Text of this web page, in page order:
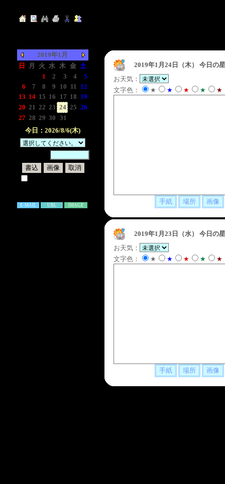
2019年1月
日
月 火 水 木 金 土
1 2 3 4
5
6
7 8 9 10 11 12
13 14 15 16 17 18 19
20 21 22 23 24 25 26
27 28 29 30 31
今日：2026/8/6(木)
E-MAIL URL IMAGE
2019年1月24日（木）
今日の
お天気：
文字色：
★ ★ ★ ★ ★
2019年1月23日（水）
今日の
お天気：
文字色：
★ ★ ★ ★ ★